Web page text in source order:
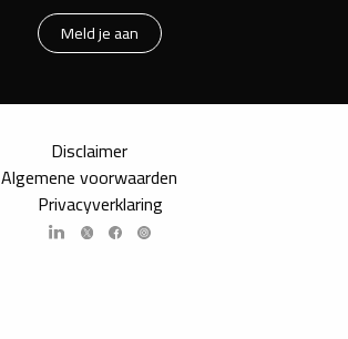
Meld je aan
Disclaimer
Algemene voorwaarden
Privacyverklaring